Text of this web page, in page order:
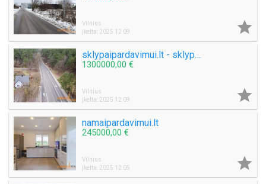
Vilnius
Įkelta: 2025 12 09

sklypaipardavimui.lt - sklypas Valakampiuose
1300000,00 €
Vilnius
Įkelta: 2025 12 09

namaipardavimui.lt
245000,00 €
Vilnius
Įkelta: 2025 12 05
